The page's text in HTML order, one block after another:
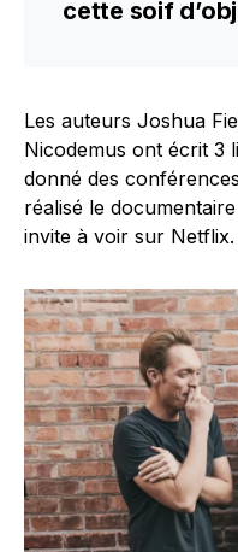
cette soif
Les auteurs Joshua
Nicodemus ont écrit 3
donné des
réalisé le
invite à voir sur Netflix.